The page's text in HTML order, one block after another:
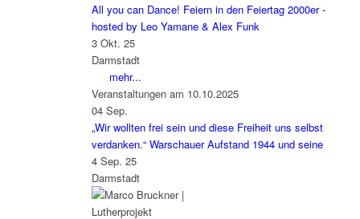
All you can Dance! Feiern in den Feiertag 2000er -
hosted by Leo Yamane & Alex Funk
3 Okt. 25
Darmstadt
mehr...
Veranstaltungen am 10.10.2025
04 Sep.
„Wir wollten frei sein und diese Freiheit uns selbst
verdanken.“ Warschauer Aufstand 1944 und seine
4 Sep. 25
Darmstadt